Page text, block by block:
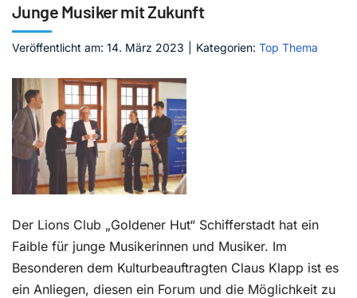
Service
Mediathek
Jetzt abonnieren
Kontakt
Junge Musiker mit Zukunft
Veröffentlicht am: 14. März 2023 Kategorien: Top Thema
Der Lions Club „Goldener Hut“ Schifferstadt hat ein
Faible für junge Musikerinnen und Musiker. Im
Besonderen dem Kulturbeauftragten Claus Klapp ist es
ein Anliegen, diesen ein Forum und die Möglichkeit zu